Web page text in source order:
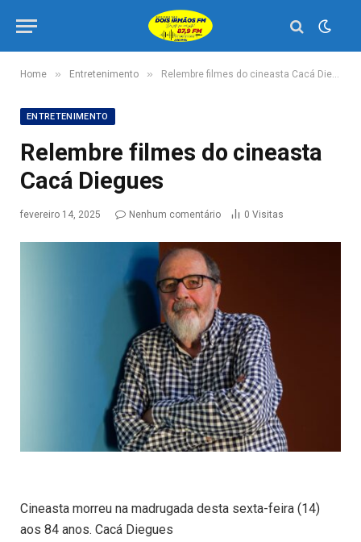
Home » Entretenimento » Relembre filmes do cineasta Cacá Diegues
ENTRETENIMENTO
Relembre filmes do cineasta
Cacá Diegues
fevereiro 14, 2025 Nenhum comentário 0 Visitas
Cineasta morreu na madrugada desta sexta-feira (14)
aos 84 anos. Cacá Diegues